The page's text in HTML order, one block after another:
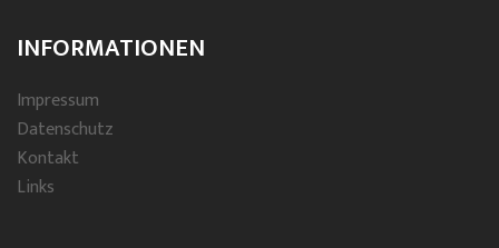
INFORMATIONEN
Impressum
Datenschutz
Kontakt
Links